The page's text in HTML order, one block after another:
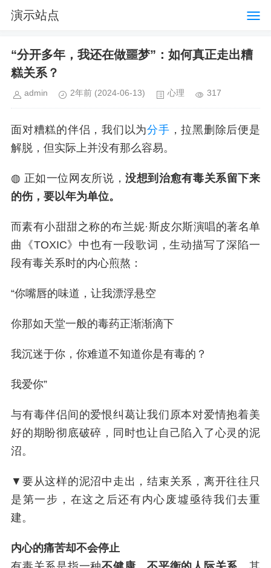
演示站点
“分开多年，我还在做噩梦”：如何真正走出糟
糕关系？
admin 2年前 (2024-06-13) 心理 317
面对糟糕的伴侣，我们以为分手 ，拉黑删除后便是
解脱，但实际上并没有那么容易。
◍ 正如一位网友所说，没想到治愈有毒关系留下来
的伤，要以年为单位。
而素有小甜甜之称的布兰妮·斯皮尔斯演唱的著名单
曲《TOXIC》中也有一段歌词，生动描写了深陷一
段有毒关系时的内心煎熬：
“你嘴唇的味道，让我漂浮悬空
你那如天堂一般的毒药正渐渐滴下
我沉迷于你，你难道不知道你是有毒的？
我爱你”
与有毒伴侣间的爱恨纠葛让我们原本对爱情抱着美
好的期盼彻底破碎，同时也让自己陷入了心灵的泥
沼。
▼要从这样的泥沼中走出，结束关系，离开往往只
是第一步，在这之后还有内心废墟亟待我们去重
建。
内心的痛苦却不会停止